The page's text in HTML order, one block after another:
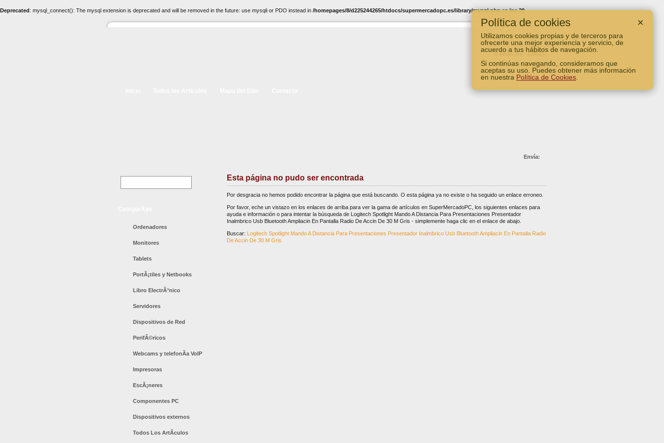
×
Política de cookies
Utilizamos cookies propias y de terceros para
ofrecerte una mejor experiencia y servicio, de
acuerdo a tus hábitos de navegación.
Si continúas navegando, consideramos que
aceptas su uso. Puedes obtener más información
en nuestra Política de Cookies
Deprecated: mysql_connect(): The mysql extension is deprecated and will be removed in the future: use mysqli or PDO instead in /homepages/8/d225244265/htdocs/supermercadopc.es/library/mysql.phpon line29
0 Artículos - 0.00â‚¬
Ver Carro
Envía:
Ordenadores
Monitores
Tablets
PortÃ¡tiles y Netbooks
Libro ElectrÃ³nico
Servidores
Dispositivos de Red
PerifÃ©ricos
Webcams y telefonÃ­a VoIP
Impresoras
EscÃ¡neres
Componentes PC
Dispositivos externos
Todos Los ArtÃ­culos
Esta página no pudo ser encontrada
Por desgracia no hemos podido encontrar la página que está buscando. O esta página ya no existe o ha seguido un enlace erroneo.
Por favor, eche un vistazo en los enlaces de arriba para ver la gama de artículos en SuperMercadoPC, los siguientes enlaces para
ayuda e información o para intentar la búsqueda de Logitech Spotlight Mando A Distancia Para Presentaciones Presentador
Inalmbrico Usb Bluetooth Ampliacin En Pantalla Radio De Accin De 30 M Gris - simplemente haga clic en el enlace de abajo.
Buscar: Logitech Spotlight Mando A Distancia Para Presentaciones Presentador Inalmbrico Usb Bluetooth Ampliacin En Pantalla Radio
De Accin De 30 M Gris